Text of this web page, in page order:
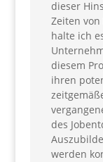
dieser
Zeiten
halte ich
diesem
ihren
des
werden